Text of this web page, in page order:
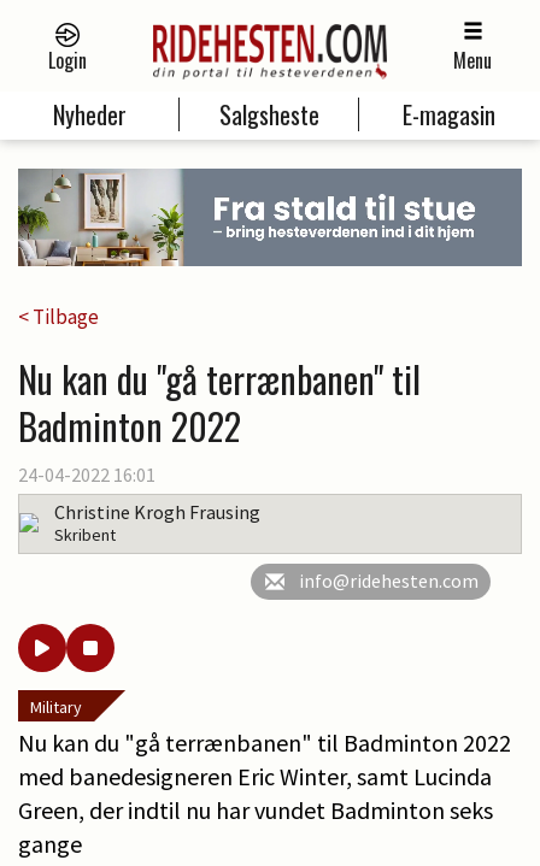
Login Menu
Nyheder Salgsheste E-magasin
< Tilbage
Nu kan du "gå terrænbanen" til
Badminton 2022
24-04-2022 16:01
Christine Krogh Frausing
Skribent
info@ridehesten.com
Military
Nu kan du "gå terrænbanen" til Badminton 2022
med banedesigneren Eric Winter, samt Lucinda
Green, der indtil nu har vundet Badminton seks
gange